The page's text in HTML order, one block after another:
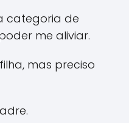
categoria de
me aliviar.
mas preciso